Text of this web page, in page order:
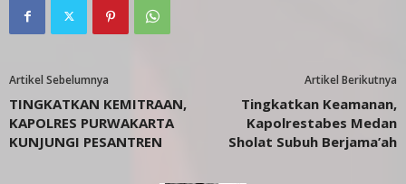
Artikel Sebelumnya
TINGKATKAN KEMITRAAN,
KAPOLRES PURWAKARTA
KUNJUNGI PESANTREN
Artikel Berikutnya
Tingkatkan Keamanan,
Kapolrestabes Medan
Sholat Subuh Berjama’ah